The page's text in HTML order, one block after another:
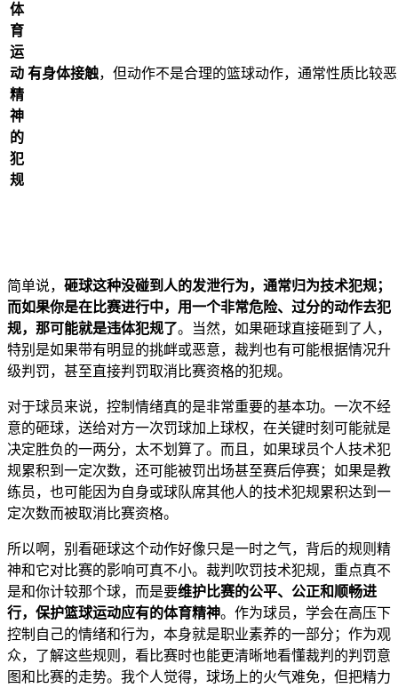
体
育
运
动
精
神
的
犯
规
有身体接触，但动作不是合理的篮球动作，通常性质比较
简单说， 砸球这种没碰到人的发泄行为，通常归为技术犯规；
而如果你是在比赛进行中，用一个非常危险、过分的动作去犯
规，那可能就是违体犯规了。当然，如果砸球直接砸到了人，
特别是如果带有明显的挑衅或恶意，裁判也有可能根据情况升
级判罚，甚至直接判罚取消比赛资格的犯规。
对于球员来说，控制情绪真的是非常重要的基本功。一次不经
意的砸球，送给对方一次罚球加上球权，在关键时刻可能就是
决定胜负的一两分，太不划算了。而且，如果球员个人技术犯
规累积到一定次数，还可能被罚出场甚至赛后停赛；如果是教
练员，也可能因为自身或球队席其他人的技术犯规累积达到一
定次数而被取消比赛资格。
所以啊，别看砸球这个动作好像只是一时之气，背后的规则精
神和它对比赛的影响可真不小。裁判吹罚技术犯规，重点真不
是和你计较那个球，而是要维护比赛的公平、公正和顺畅进
行，保护篮球运动应有的体育精神。作为球员，学会在高压下
控制自己的情绪和行为，本身就是职业素养的一部分；作为观
众，了解这些规则，看比赛时也能更清晰地看懂裁判的判罚意
图和比赛的走势。我个人觉得，球场上的火气难免，但把精力